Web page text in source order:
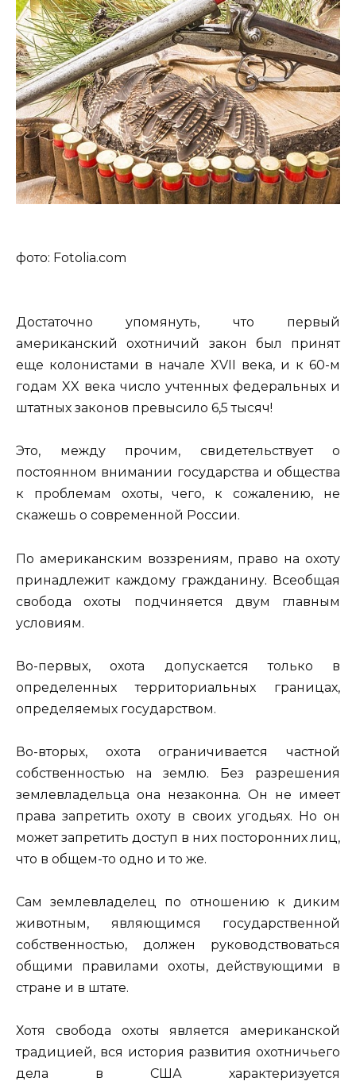
фото: Fotolia.com
Достаточно упомянуть, что первый
американский охотничий закон был принят
еще колонистами в начале XVII века, и к 60-м
годам XX века число учтенных федеральных и
штатных законов превысило 6,5 тысяч!
Это, между прочим, свидетельствует о
постоянном внимании государства и общества
к проблемам охоты, чего, к сожалению, не
скажешь о современной России.
По американским воззрениям, право на охоту
принадлежит каждому гражданину. Всеобщая
свобода охоты подчиняется двум главным
условиям.
Во-первых, охота допускается только в
определенных территориальных границах,
определяемых государством.
Во-вторых, охота ограничивается частной
собственностью на землю. Без разрешения
землевладельца она незаконна. Он не имеет
права запретить охоту в своих угодьях. Но он
может запретить доступ в них посторонних лиц,
что в общем-то одно и то же.
Сам землевладелец по отношению к диким
животным, являющимся государственной
собственностью, должен руководствоваться
общими правилами охоты, действующими в
стране и в штате.
Хотя свобода охоты является американской
традицией, вся история развития охотничьего
дела в США характеризуется